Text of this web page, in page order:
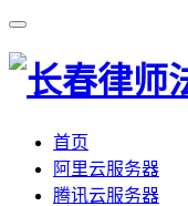
首页
阿里云服务器
腾讯云服务器